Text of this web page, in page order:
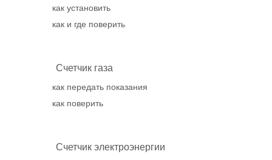
как установить
как и где поверить
Счетчик газа
как передать показания
как поверить
Счетчик электроэнергии